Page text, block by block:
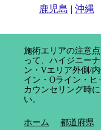
鹿児島 | 沖縄
施術エリアの注意
って、ハイジニー
ン・Vエリア外側/
イン・Oライン・ヒ
カウンセリング時
い。
ホーム 都道府県